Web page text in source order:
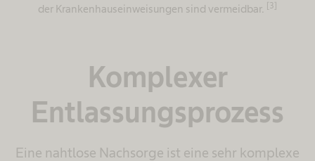
der Krankenhauseinweisungen sind vermeidbar. [3]
Komplexer
Entlassungsprozess
Eine nahtlose Nachsorge ist eine sehr komplexe